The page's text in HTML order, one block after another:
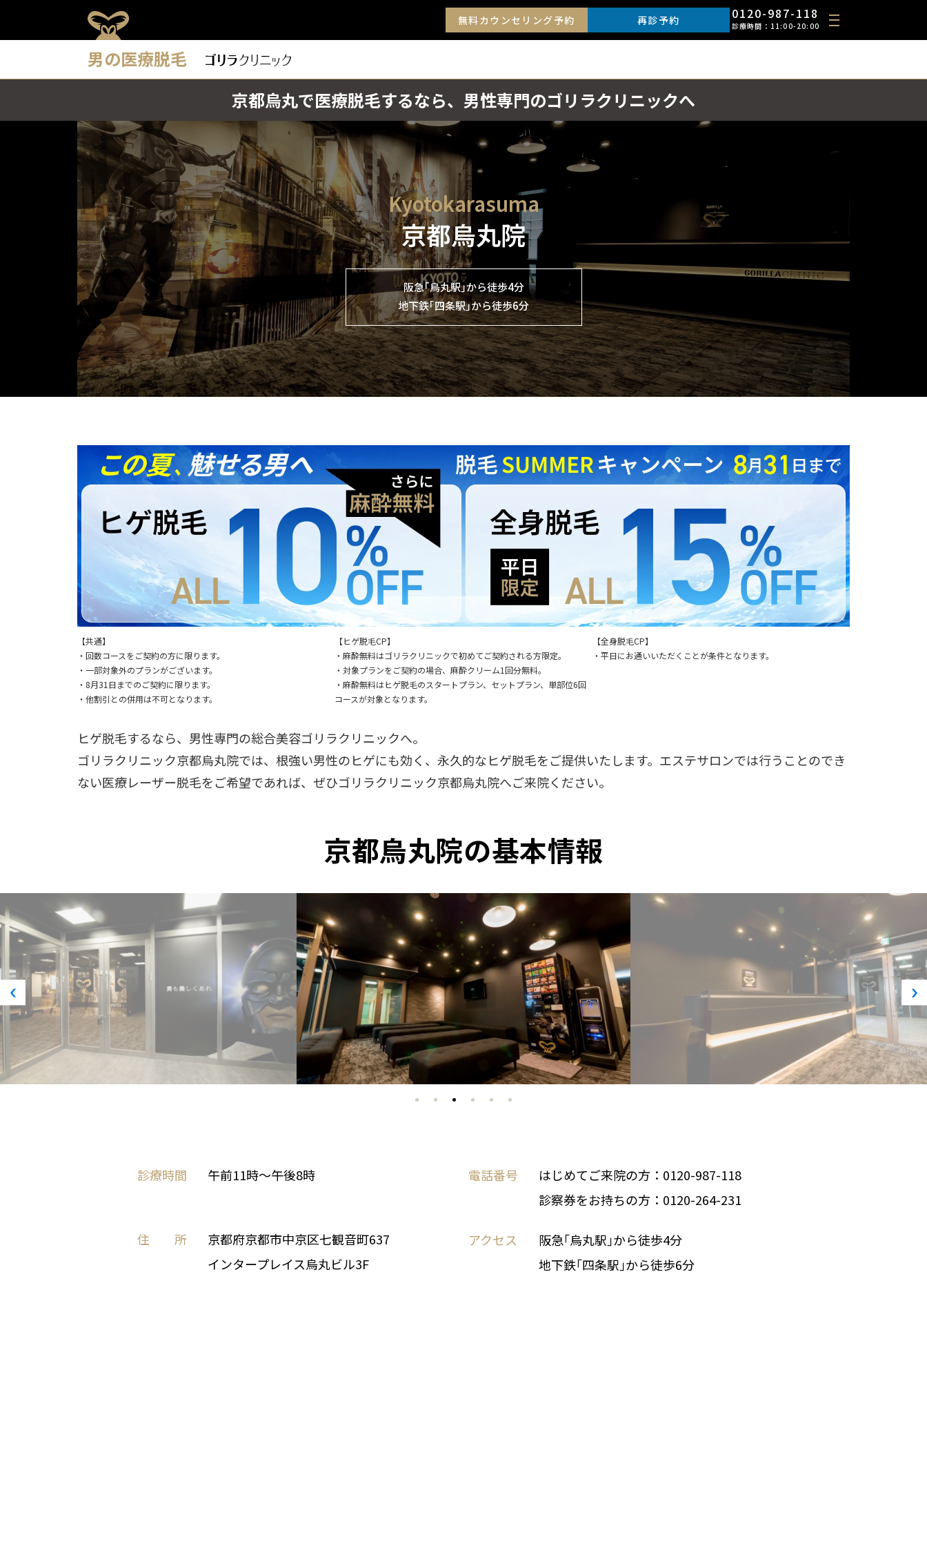
無料カウンセリング予約 再診予約 0120-987-118
診療時間：11:00-20:00
男の医療脱毛
京都烏丸で医療脱毛するなら、男性専門のゴリラクリニックへ
Kyotokarasuma
京都烏丸院
阪急｢烏丸駅｣から徒歩4分
地下鉄｢四条駅｣から徒歩6分
【共通】
・回数コースをご契約の方に限ります。
・一部対象外のプランがございます。
・8月31日までのご契約に限ります。
・他割引との併用は不可となります。
【ヒゲ脱毛CP】
・麻酔無料はゴリラクリニックで初めてご契約される方限定。
・対象プランをご契約の場合、麻酔クリーム1回分無料。
・麻酔無料はヒゲ脱毛のスタートプラン、セットプラン、単部位6回
コースが対象となります。
【全身脱毛CP】
・平日にお通いいただくことが条件となります。
ヒゲ脱毛するなら、男性専門の総合美容ゴリラクリニックへ。
ゴリラクリニック京都烏丸院では、根強い男性のヒゲにも効く、永久的なヒゲ脱毛をご提供いたします。エステサロンでは行うことのでき
ない医療レーザー脱毛をご希望であれば、ぜひゴリラクリニック京都烏丸院へご来院ください。
京都烏丸院の基本情報
診療時間 午前11時～午後8時
住 所
京都府京都市中京区七観音町637
インタープレイス烏丸ビル3F
電話番号
はじめてご来院の方：0120-987-118
診察券をお持ちの方：0120-264-231
アクセス
阪急｢烏丸駅｣から徒歩4分
地下鉄｢四条駅｣から徒歩6分